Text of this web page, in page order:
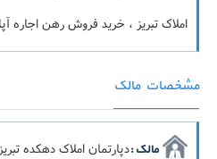
املاک تبریز ، خرید فروش رهن اجاره
مشخصات مالک
مالک :دپارتمان املاک دهکده تبریز